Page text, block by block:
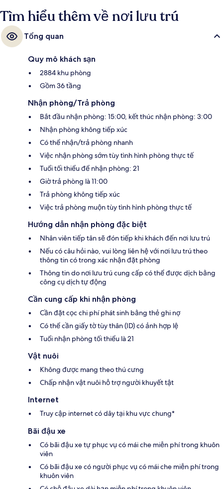
công cộng chỉ mất một quãng đi bộ ngắn: cách Ga Harrah’s & The LINQ
14 phút.
Tìm hiểu thêm về nơi lưu trú
Tổng quan
Quy mô khách sạn
2884 khu phòng
Gồm 36 tầng
Nhận phòng/Trả phòng
Bắt đầu nhận phòng: 15:00, kết thúc nhận phòng: 3:00
Nhận phòng không tiếp xúc
Có thể nhận/trả phòng nhanh
Việc nhận phòng sớm tùy tình hình phòng thực tế
Tuổi tối thiểu để nhận phòng: 21
Giờ trả phòng là 11:00
Trả phòng không tiếp xúc
Việc trả phòng muộn tùy tình hình phòng thực tế
Hướng dẫn nhận phòng đặc biệt
Nhân viên tiếp tân sẽ đón tiếp khi khách đến nơi lưu trú
Nếu có câu hỏi nào, vui lòng liên hệ với nơi lưu trú theo
thông tin có trong xác nhận đặt phòng
Thông tin do nơi lưu trú cung cấp có thể được dịch bằng
công cụ dịch tự động
Cần cung cấp khi nhận phòng
Cần đặt cọc chi phí phát sinh bằng thẻ ghi nợ
Có thể cần giấy tờ tùy thân (ID) có ảnh hợp lệ
Tuổi nhận phòng tối thiểu là 21
Vật nuôi
Không được mang theo thú cưng
Chấp nhận vật nuôi hỗ trợ người khuyết tật
Internet
Truy cập internet có dây tại khu vực chung*
Bãi đậu xe
Có bãi đậu xe tự phục vụ có mái che miễn phí trong khuôn
viên
Có bãi đậu xe có người phục vụ có mái che miễn phí trong
khuôn viên